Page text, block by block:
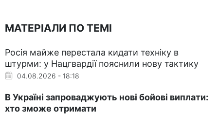
МАТЕРІАЛИ ПО ТЕМІ
Росія майже перестала кидати техніку в
штурми: у Нацгвардії пояснили нову тактику
04.08.2026 - 18:18
В Україні запроваджують нові бойові виплати:
хто зможе отримати